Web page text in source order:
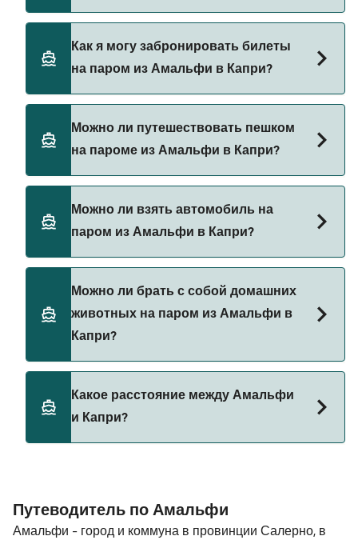
бронирование.
операторов на маршруте Амальфи — Капри.
NLG
Как я могу забронировать билеты
на паром из Амальфи в Капри?
наш поиск сделок и посетите нашу страницу
предложений, чтобы увидеть последние акции
на паромы.
Можно ли путешествовать пешком
на пароме из Амальфи в Капри?
пароме из Амальфи в Капри с
Alicost
Sant'andrea
Можно ли взять автомобиль на
паром из Амальфи в Капри?
Можно ли брать с собой домашних
животных на паром из Амальфи в
Капри?
борт парома. Возможно, вам понадобится
паспорт для питомца. Пожалуйста, ознакомьтесь
с правилами перевозки животных у операторов
NLG
Какое расстояние между Амальфи
и Капри?
Путеводитель по Амальфи
Амальфи - город и коммуна в провинции Салерно, в